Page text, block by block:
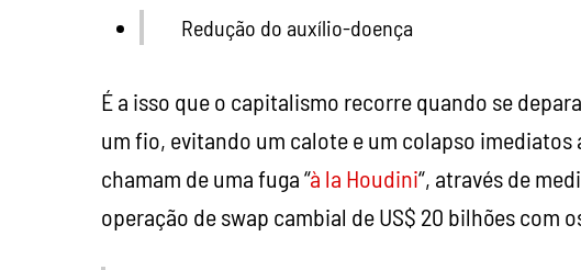
Redução do auxílio-doença
É a isso que o capitalismo recorre quando se
um fio, evitando um calote e um colapso
chamam de uma fuga “à la Houdini“, através de
operação de swap cambial de US$ 20 bilhões com